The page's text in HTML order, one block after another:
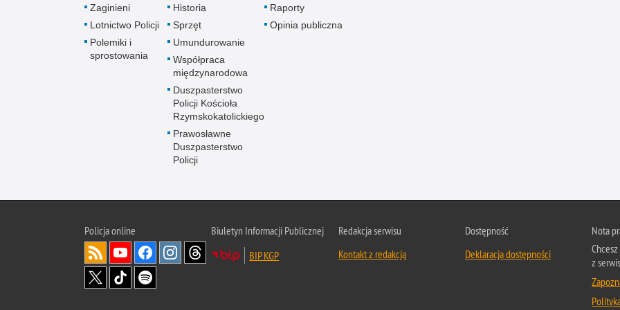
Zaginieni
Lotnictwo Policji
Polemiki i
sprostowania
Historia
Sprzęt
Umundurowanie
Współpraca
międzynarodowa
Duszpasterstwo
Policji Kościoła
Rzymskokatolickiego
Prawosławne
Duszpasterstwo
Policji
Raporty
Opinia publiczna
Policjaonline
Biuletyn Informacji Publicznej
BIP KGP
Redakcja serwisu
Kontakt z redakcją
Dostępność
Deklaracja dostępności
Nota
z